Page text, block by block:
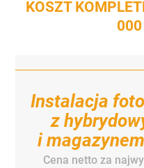
KOSZT
Instalacja
z
i
Cena netto za